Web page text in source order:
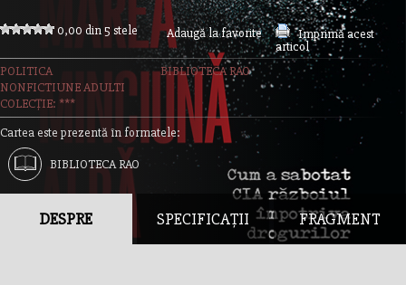
0,00 din 5 stele Adaugă la favorite
Imprimă acest
articol
POLITICA
BIBLIOTECA RAO
NONFICTIUNE ADULTI
COLECȚIE: ***
Cartea este prezentă în formatele:
BIBLIOTECA RAO
DESPRE SPECIFICAȚII FRAGMENT